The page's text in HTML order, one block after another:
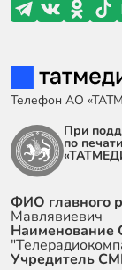
ФИО главного
Мавлявиевич
Учредитель
Телефон АО
При
по